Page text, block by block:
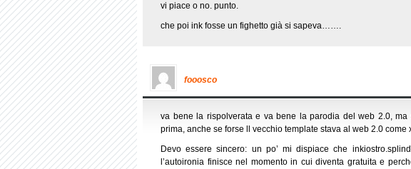
vi piace o no. punto.
che poi ink fosse un fighetto già si sapeva…….
fooosco
va bene la rispolverata e va bene la parodia del web 2.0,
prima, anche se forse ll vecchio template stava al web 2.0 come
Devo essere sincero: un po’ mi dispiace che
l’autoironia finisce nel momento in cui diventa gratuita e